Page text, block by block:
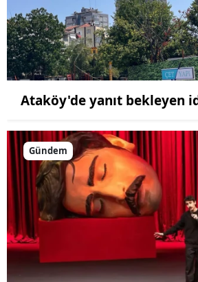
Ataköy'de yanıt bekleyen
Gündem